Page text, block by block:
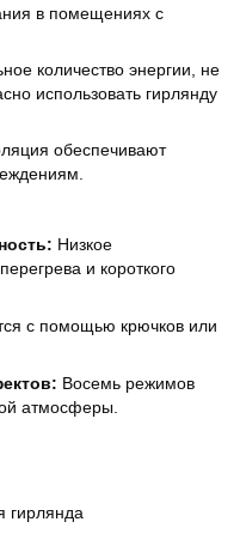
в помещениях с
количество энергии, не
использовать гирлянду
обеспечивают
Низкое
и короткого
с помощью крючков или
Восемь режимов
атмосферы.
гирлянда